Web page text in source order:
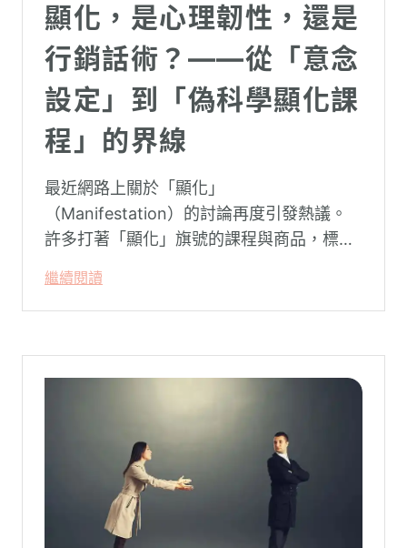
顯化，是心理韌性，還是
行銷話術？——從「意念
設定」到「偽科學顯化課
程」的界線
最近網路上關於「顯化」
（Manifestation）的討論再度引發熱議。
許多打著「顯化」旗號的課程與商品，標榜
能吸引財富、關係與健康。這類論述聽起來
療癒，卻經常缺乏實證基礎，甚至可能對正
繼續閱讀